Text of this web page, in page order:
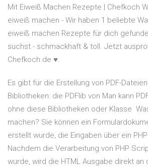
Mit Eiweiß Machen Rezepte | Chefkoch
eiweiß machen - Wir haben 1 beliebte
eiweiß machen Rezepte für dich
suchst - schmackhaft & toll. Jetzt
Chefkoch.de ♥.
Es gibt für die Erstellung von PDF-
Bibliotheken: die PDFlib von Man kann
ohne diese Bibliotheken oder Klasse
machen? Sie können ein
erstellt wurde, die Eingaben über ein
Nachdem die Verarbeitung von PHP
wurde, wird die HTML Ausgabe direkt an